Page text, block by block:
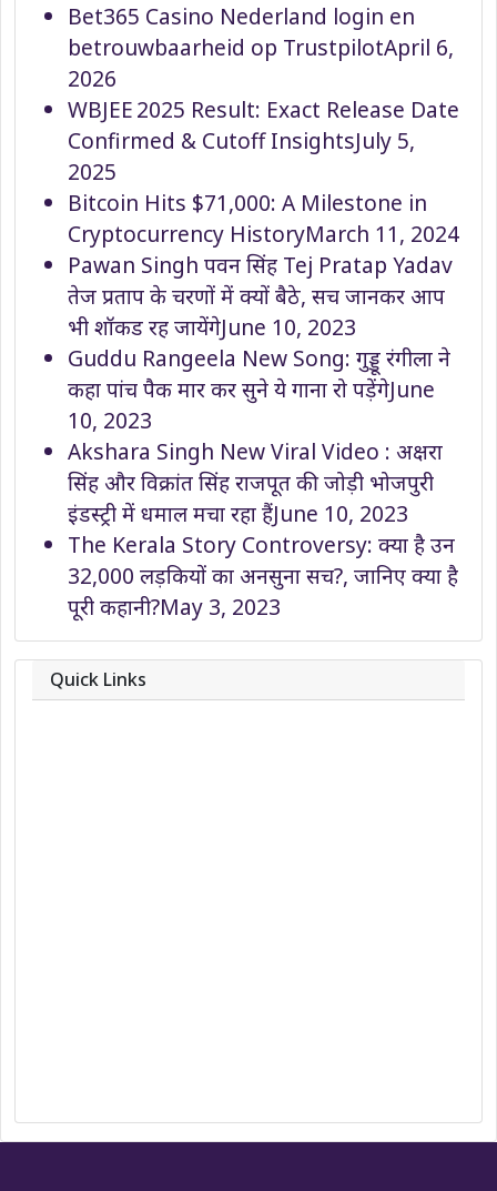
Bet365 Casino Nederland login en
betrouwbaarheid op TrustpilotApril 6,
2026
WBJEE 2025 Result: Exact Release Date
Confirmed & Cutoff InsightsJuly 5,
2025
Bitcoin Hits $71,000: A Milestone in
Cryptocurrency HistoryMarch 11, 2024
Pawan Singh पवन सिंह Tej Pratap Yadav
तेज प्रताप के चरणों में क्यों बैठे, सच जानकर आप
भी शॉकड रह जायेंगेJune 10, 2023
Guddu Rangeela New Song: गुड्डू रंगीला ने
कहा पांच पैक मार कर सुने ये गाना रो पड़ेंगेJune
10, 2023
Akshara Singh New Viral Video : अक्षरा
सिंह और विक्रांत सिंह राजपूत की जोड़ी भोजपुरी
इंडस्ट्री में धमाल मचा रहा हैंJune 10, 2023
The Kerala Story Controversy: क्या है उन
32,000 लड़कियों का अनसुना सच?, जानिए क्या है
पूरी कहानी?May 3, 2023
Quick Links